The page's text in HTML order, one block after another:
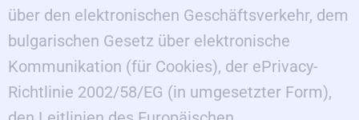
über den elektronischen Geschäftsverkehr, dem
bulgarischen Gesetz über elektronische
Kommunikation (für Cookies), der ePrivacy-
Richtlinie 2002/58/EG (in umgesetzter Form),